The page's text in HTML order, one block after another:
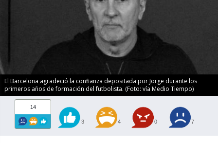
El Barcelona agradeció la confianza depositada por Jorge durante los
primeros años de formación del futbolista. (Foto: vía Medio Tiempo)
14
3 4 0 7